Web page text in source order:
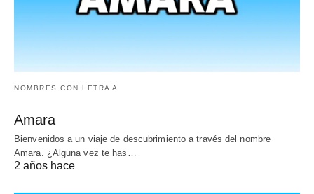
NOMBRES CON LETRA A
Amara
Bienvenidos a un viaje de descubrimiento a través del nombre
Amara. ¿Alguna vez te has…
2 años hace